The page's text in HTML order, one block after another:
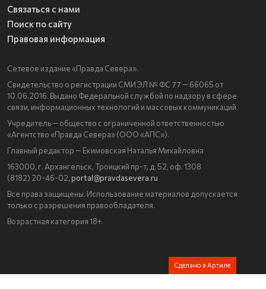
Связаться с нами
Поиск по сайту
Правовая информация
Сетевое издание «Правда Севера».
Свидетельство о регистрации СМИ ЭЛ № ФС 77 — 66065 от
10.06.2016. Выдано Федеральной службой по надзору в сфере
связи, информационных технологий и массовых коммуникаций.
Учредитель — общество с ограниченной ответственностью
«Агентство «Правда Севера» (ООО «АПС»).
Главный редактор — Екимовская Наталья Михайловна
163000, г. Архангельск, Троицкий пр-т, д. 52, оф. 1308
(8182) 20-46-02, portal@pravdasevera.ru
Все права защищены. Использование материалов допускается
только с разрешения правообладателя.
Возрастная категория 18+.
Сделано в Артиле